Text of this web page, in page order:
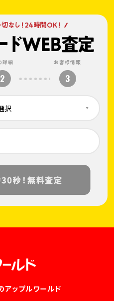
詳細
2
お客様情報
3
アップルワールド